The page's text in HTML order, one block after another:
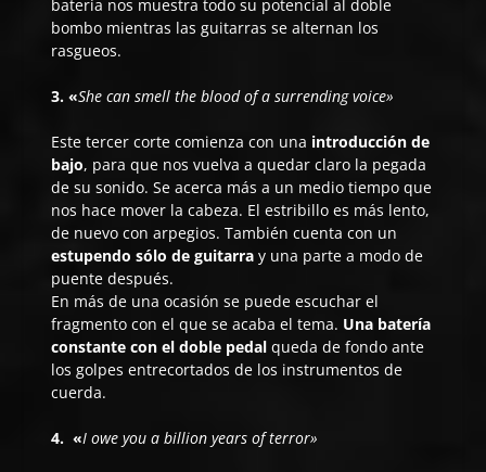
batería nos muestra todo su potencial al doble
bombo mientras las guitarras se alternan los
rasgueos.
3. «She can smell the blood of a surrending voice»
Este tercer corte comienza con una introducción de
bajo, para que nos vuelva a quedar claro la pegada
de su sonido. Se acerca más a un medio tiempo que
nos hace mover la cabeza. El estribillo es más lento,
de nuevo con arpegios. También cuenta con un
estupendo sólo de guitarray una parte a modo de
puente después.
En más de una ocasión se puede escuchar el
fragmento con el que se acaba el tema. Una batería
constante con el doble pedal queda de fondo ante
los golpes entrecortados de los instrumentos de
cuerda.
4. «I owe you a billion years of terror»